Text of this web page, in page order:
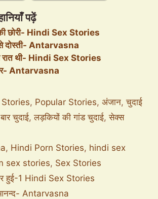
पढ़ें
छोरी- Hindi Sex Stories
दोस्ती- Antarvasna
रात थी- Hindi Sex Stories
Antarvasna
, Popular Stories,अंजान,चुदाई
चुदाई,लड़कियों की गांड चुदाई,सेक्स
, Hindi Porn Stories, hindi sex
sex stories, Sex Stories
हुई-1 Hindi Sex Stories
Antarvasna